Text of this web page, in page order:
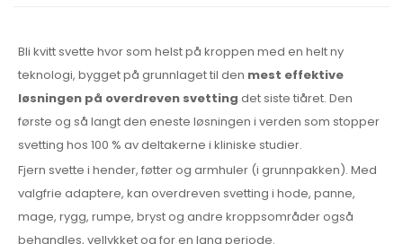
Bli kvitt svette hvor som helst på kroppen med en helt ny
teknologi, bygget på grunnlaget til den mest effektive
løsningen på overdreven svetting det siste tiåret. Den
første og så langt den eneste løsningen i verden som stopper
svetting hos 100 % av deltakerne i kliniske studier.
Fjern svette i hender, føtter og armhuler (i grunnpakken). Med
valgfrie adaptere, kan overdreven svetting i hode, panne,
mage, rygg, rumpe, bryst og andre kroppsområder også
behandles, vellykket og for en lang periode.